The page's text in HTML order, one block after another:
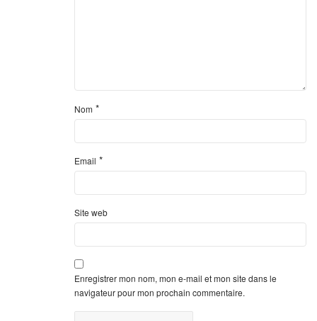
Nom *
Email *
Site web
Enregistrer mon nom, mon e-mail et mon site dans le
navigateur pour mon prochain commentaire.